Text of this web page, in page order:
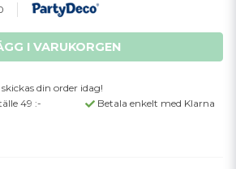
I VARUKORGEN
din order idag!
49 :-
Betala enkelt med Klarna